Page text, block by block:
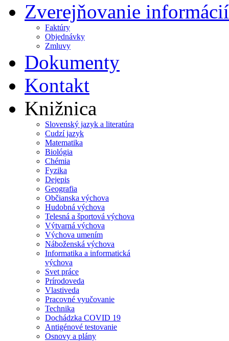
Zverejňovanie informácií
Faktúry
Objednávky
Zmluvy
Dokumenty
Kontakt
Knižnica
Slovenský jazyk a literatúra
Cudzí jazyk
Matematika
Biológia
Chémia
Fyzika
Dejepis
Geografia
Občianska výchova
Hudobná výchova
Telesná a športová výchova
Výtvarná výchova
Výchova umením
Náboženská výchova
Informatika a informatická
výchova
Svet práce
Prírodoveda
Vlastiveda
Pracovné vyučovanie
Technika
Dochádzka COVID 19
Antigénové testovanie
Osnovy a plány